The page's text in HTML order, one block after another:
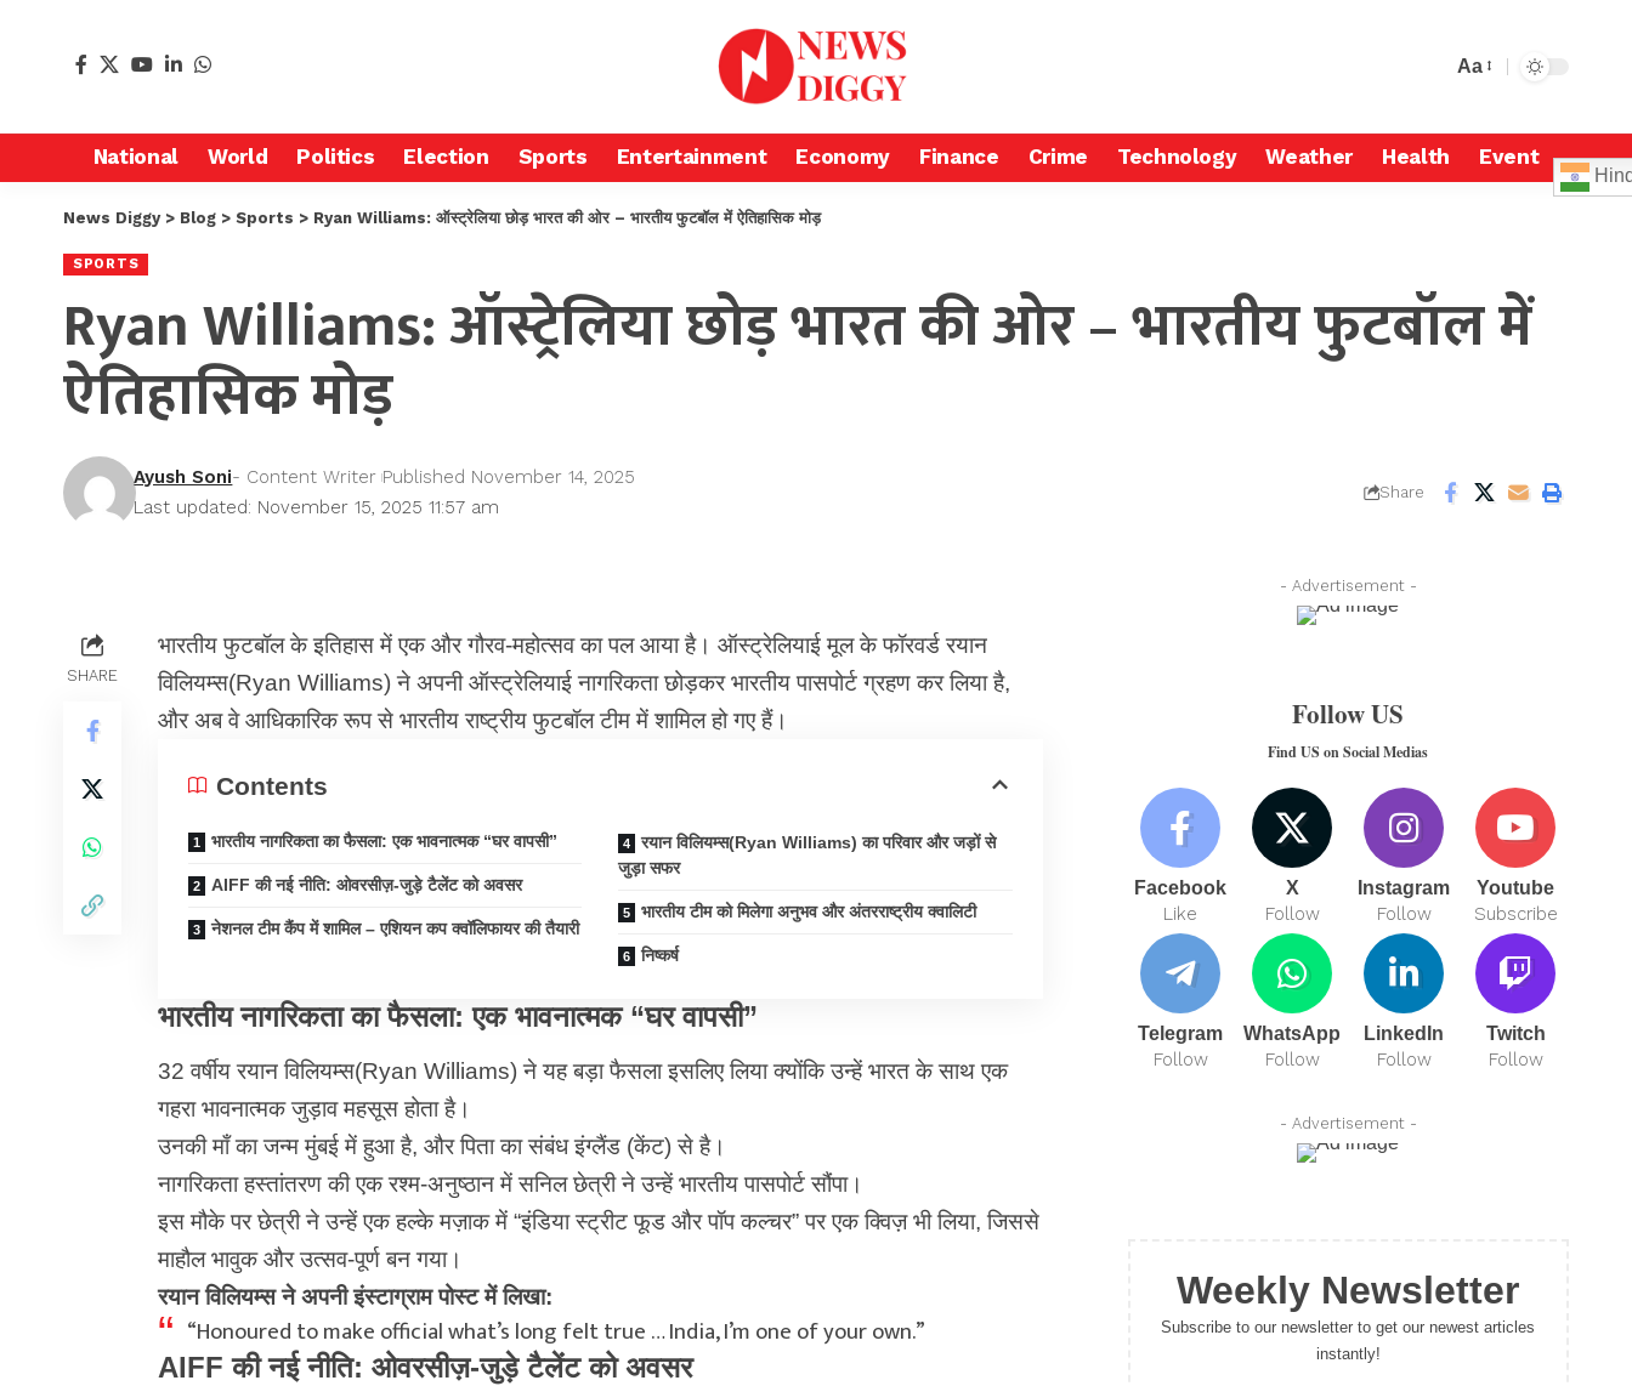
Aa
National World Politics Election Sports Entertainment Economy Finance Crime Technology Weather Health Event
News Diggy> Blog > Sports > Ryan Williams: ऑस्ट्रेलिया छोड़ भारत की ओर – भारतीय फुटबॉल में ऐतिहासिक मोड़
SPORTS
Ryan Williams: ऑस्ट्रेलिया छोड़ भारत की ओर – भारतीय फुटबॉल में
ऐतिहासिक मोड़
Last updated: November 15, 2025 11:57 am
Ayush Soni- Content Writer Published November 14, 2025
Share
SHARE
भारतीय फुटबॉल के इतिहास में एक और गौरव-महोत्सव का पल आया है। ऑस्ट्रेलियाई मूल के फॉरवर्ड रयान
विलियम्स(Ryan Williams) ने अपनी ऑस्ट्रेलियाई नागरिकता छोड़कर भारतीय पासपोर्ट ग्रहण कर लिया है,
और अब वे आधिकारिक रूप से भारतीय राष्ट्रीय फुटबॉल टीम में शामिल हो गए हैं।
Contents
भारतीय नागरिकता का फैसला: एक भावनात्मक “घर वापसी”
AIFF की नई नीति: ओवरसीज़-जुड़े टैलेंट को अवसर
नेशनल टीम कैंप में शामिल – एशियन कप क्वॉलिफायर की तैयारी
रयान विलियम्स(Ryan Williams) का परिवार और जड़ों से
जुड़ा सफर
भारतीय टीम को मिलेगा अनुभव और अंतरराष्ट्रीय क्वालिटी
निष्कर्ष
भारतीय नागरिकता का फैसला: एक भावनात्मक “घर वापसी”
32 वर्षीय रयान विलियम्स(Ryan Williams) ने यह बड़ा फैसला इसलिए लिया क्योंकि उन्हें भारत के साथ एक
गहरा भावनात्मक जुड़ाव महसूस होता है।
उनकी माँ का जन्म मुंबई में हुआ है, और पिता का संबंध इंग्लैंड (केंट) से है।
नागरिकता हस्तांतरण की एक रश्म-अनुष्ठान में सनिल छेत्री ने उन्हें भारतीय पासपोर्ट सौंपा।
इस मौके पर छेत्री ने उन्हें एक हल्के मज़ाक में “इंडिया स्ट्रीट फूड और पॉप कल्चर” पर एक क्विज़ भी लिया, जिससे
माहौल भावुक और उत्सव-पूर्ण बन गया।
रयान विलियम्स ने अपनी इंस्टाग्राम पोस्ट में लिखा:
“Honoured to make official what’s long felt true … India, I’m one of your own.”
AIFF की नई नीति: ओवरसीज़-जुड़े टैलेंट को अवसर
- Advertisement -
Follow US
Find US on Social Medias
Facebook
Like
X
Follow
Instagram
Follow
Youtube
Subscribe
Telegram
Follow
WhatsApp
Follow
LinkedIn
Follow
Twitch
Follow
- Advertisement -
Weekly Newsletter
Subscribe to our newsletter to get our newest articles
instantly!